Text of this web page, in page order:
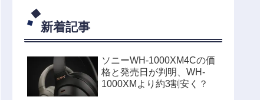
新着記事
ソニーWH-1000XM4Cの価
格と発売日が判明、WH-
1000XMより約3割安く？